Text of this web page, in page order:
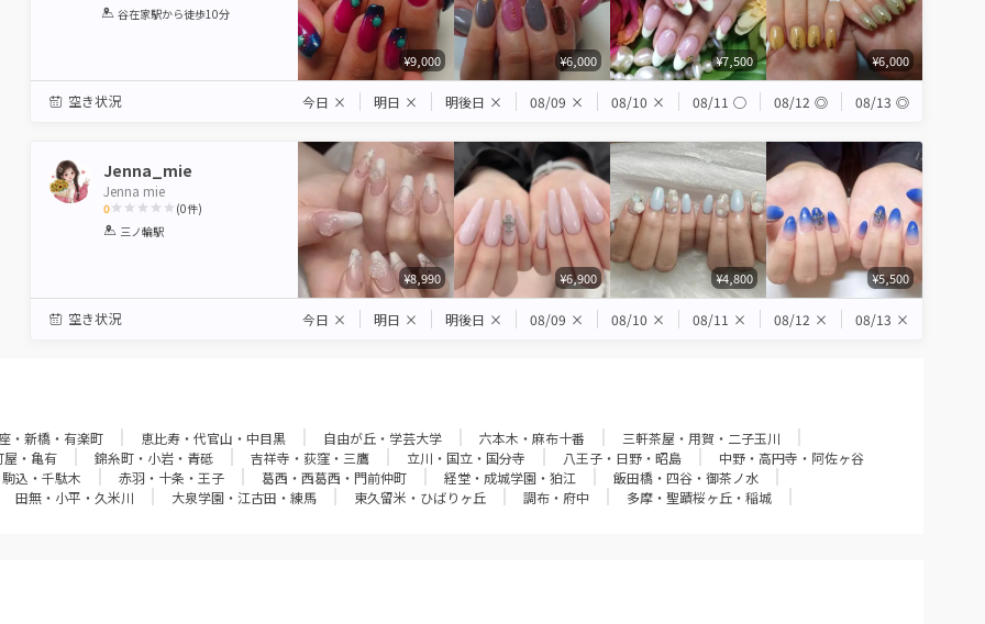
1 2 3 4 5
谷在家駅から徒歩10分
¥9,000 ¥6,000 ¥7,500 ¥6,000
空き状況 今日 × 明日 × 明後日 × 08/09 × 08/10 × 08/11 ◯ 08/12 ◎ 08/13 ◎
Jenna_mie
Jenna mie
0
1 2 3 4 5
(0件)
三ノ輪駅
¥8,990 ¥6,900 ¥4,800 ¥5,500
空き状況 今日 × 明日 × 明後日 × 08/09 × 08/10 × 08/11 × 08/12 × 08/13 ×
・新橋・有楽町 恵比寿・代官山・中目黒 自由が丘・学芸大学 六本木・麻布十番
三軒茶屋・用賀・二子玉川
屋・亀有 錦糸町・小岩・青砥 吉祥寺・荻窪・三鷹 立川・国立・国分寺 八王子・日野・昭島
中野・高円寺・阿佐ヶ谷
込・千駄木 赤羽・十条・王子 葛西・西葛西・門前仲町 経堂・成城学園・狛江
飯田橋・四谷・御茶ノ水
田無・小平・久米川 大泉学園・江古田・練馬 東久留米・ひばりヶ丘 調布・府中 多摩・聖蹟桜ヶ丘・稲城